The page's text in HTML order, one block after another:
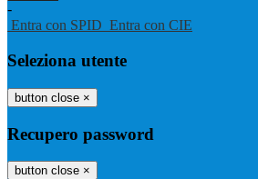
-
Entra con SPID Entra con CIE
Seleziona utente
button close ×
Recupero password
button close ×